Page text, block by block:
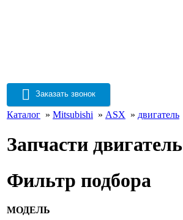
Заказать звонок
Каталог » Mitsubishi » ASX » двигатель
Запчасти двигатель
Фильтр подбора
МОДЕЛЬ